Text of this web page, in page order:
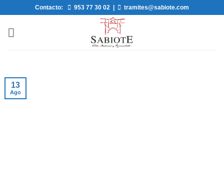
al
contenido
Contacto: 953 77 30 02 tramites@sabiote.com
13
Ago